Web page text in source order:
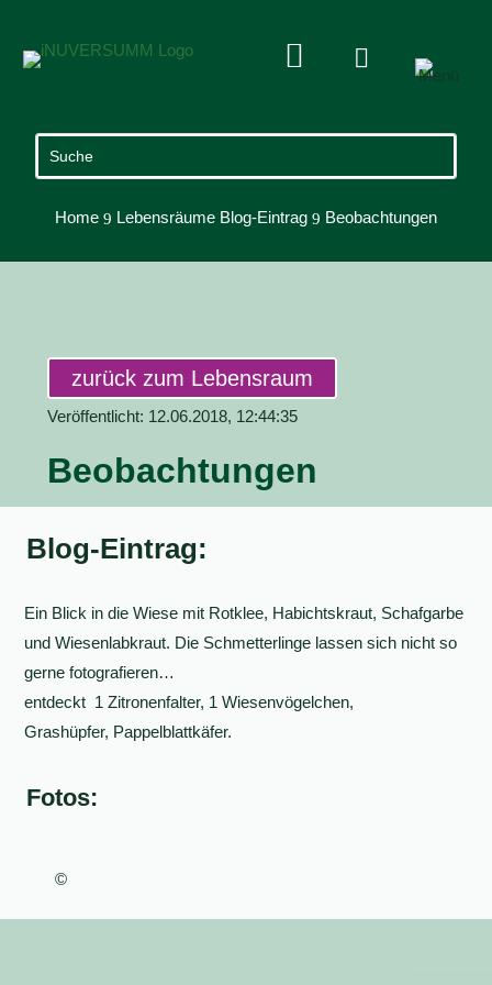
 
Home 9 Lebensräume Blog-Eintrag 9 Beobachtungen
zurück zum Lebensraum
Veröffentlicht: 12.06.2018, 12:44:35
Beobachtungen
Blog-Eintrag:
Ein Blick in die Wiese mit Rotklee, Habichtskraut, Schafgarbe
und Wiesenlabkraut. Die Schmetterlinge lassen sich nicht so
gerne fotografieren…
entdeckt 1 Zitronenfalter, 1 Wiesenvögelchen,
Grashüpfer, Pappelblattkäfer.
Fotos:
©